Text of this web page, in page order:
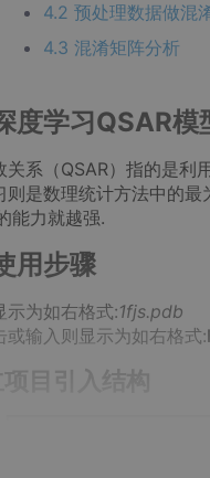
4.2 预处理数据做混
4.3 混淆矩阵分析
度学习QSAR模
关系（QSAR）指的是利
则是数理统计方法中的
能力就越强.
用步骤
示为如右格式:1fjs.pdb
或输入则显示为如右格式: